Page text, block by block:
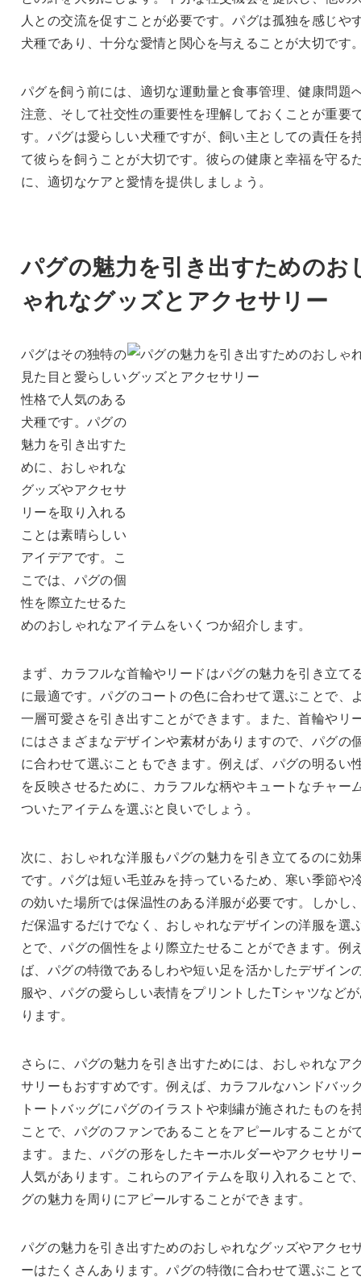
人との交流を促すことが必要です。パグは孤独を感じや
犬種であり、十分な愛情と関心を与えることが大切です
パグを飼う前には、適切な運動量と食事管理、健康問題
注意、そして社交性の重要性を理解しておくことが重要
す。パグは愛らしい犬種ですが、飼い主としての責任を
て彼らを飼うことが大切です。彼らの健康と幸福を守る
に、適切なケアと愛情を提供しましょう。
パグの魅力を引き出すためのお
ゃれなグッズとアクセサリー
パグはその独特の
見た目と愛らしい
性格で人気のある
犬種です。パグの
魅力を引き出すた
めに、おしゃれな
グッズやアクセサ
リーを取り入れる
ことは素晴らしい
アイデアです。こ
こでは、パグの個
性を際立たせるた
めのおしゃれなアイテムをいくつか紹介します。
まず、カラフルな首輪やリードはパグの魅力を引き立て
に最適です。パグのコートの色に合わせて選ぶことで、
一層可愛さを引き出すことができます。また、首輪やリ
にはさまざまなデザインや素材がありますので、パグの
に合わせて選ぶこともできます。例えば、パグの明るい
を反映させるために、カラフルな柄やキュートなチャー
ついたアイテムを選ぶと良いでしょう。
次に、おしゃれな洋服もパグの魅力を引き立てるのに効
です。パグは短い毛並みを持っているため、寒い季節や
の効いた場所では保温性のある洋服が必要です。しかし
だ保温するだけでなく、おしゃれなデザインの洋服を選
とで、パグの個性をより際立たせることができます。例
ば、パグの特徴であるしわや短い足を活かしたデザイン
服や、パグの愛らしい表情をプリントしたTシャツなど
ります。
さらに、パグの魅力を引き出すためには、おしゃれなア
サリーもおすすめです。例えば、カラフルなハンドバッ
トートバッグにパグのイラストや刺繍が施されたものを
ことで、パグのファンであることをアピールすることが
ます。また、パグの形をしたキーホルダーやアクセサリ
人気があります。これらのアイテムを取り入れることで
グの魅力を周りにアピールすることができます。
パグの魅力を引き出すためのおしゃれなグッズやアクセ
ーはたくさんあります。パグの特徴に合わせて選ぶこと